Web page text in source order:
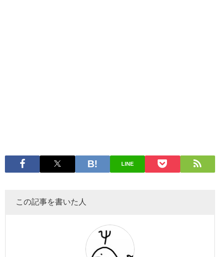
LINE
この記事を書いた人